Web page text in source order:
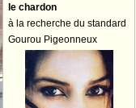
le chardon
à la recherche du standard
Gourou Pigeonneux